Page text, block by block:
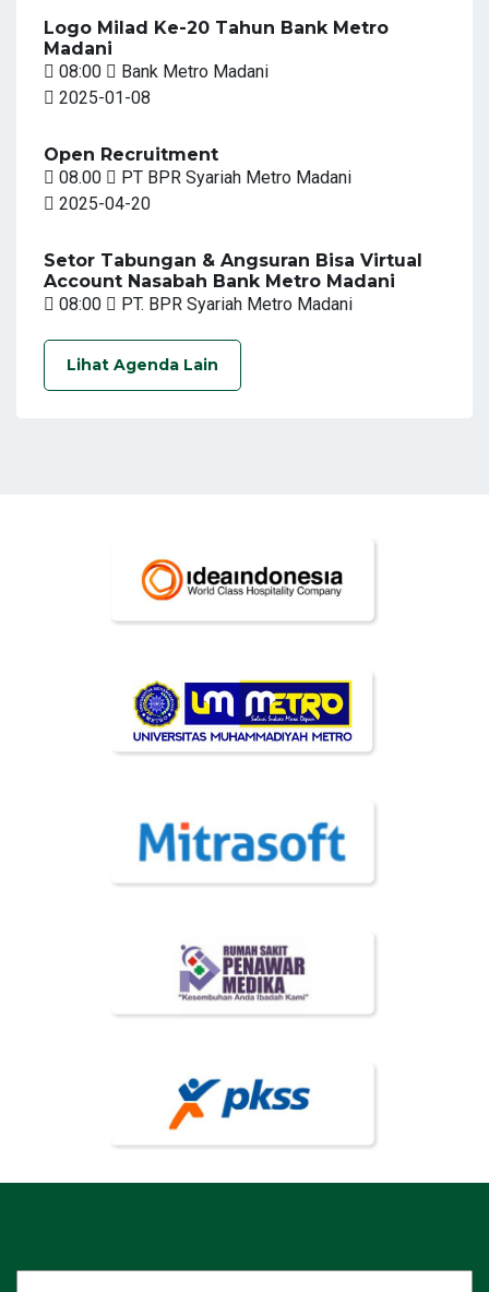
Logo Milad Ke-20 Tahun Bank Metro
Madani
08:00
Bank Metro Madani
2025-01-08
Open Recruitment
08.00
PT BPR Syariah Metro Madani
2025-04-20
Setor Tabungan & Angsuran Bisa Virtual
Account Nasabah Bank Metro Madani
08:00
PT. BPR Syariah Metro Madani
Lihat Agenda Lain